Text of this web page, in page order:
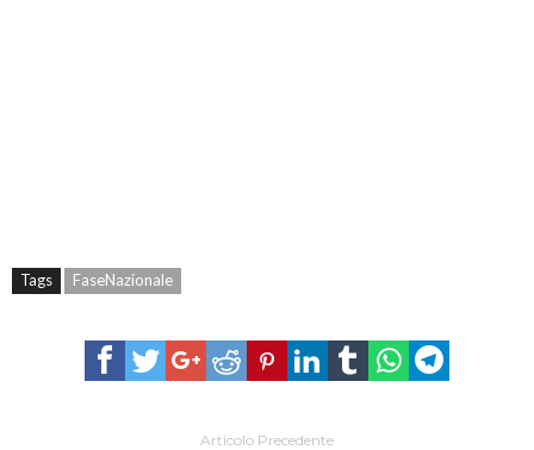
Tags FaseNazionale
Articolo Precedente